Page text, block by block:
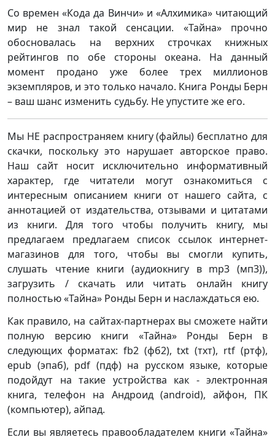
Со времен «Кода да Винчи» и «Алхимика» читающий
мир не знал такой сенсации. «Тайна» прочно
обосновалась на верхних строчках книжных
рейтингов по обе стороны океана. На данный
момент продано уже более трех миллионов
экземпляров, и это только начало. Книга Ронды Берн
– ваш шанс изменить судьбу. Не упустите же его.
Мы НЕ распространяем книгу (файлы) бесплатно для
скачки, поскольку это нарушает авторское право.
Наш сайт носит исключительно информативный
характер, где читатели могут ознакомиться с
интересным описанием книги от нашего сайта, с
аннотацией от издательства, отзывами и цитатами
из книги. Для того чтобы получить книгу, мы
предлагаем предлагаем список ссылок интернет-
магазинов для того, чтобы вы смогли купить,
слушать чтение книги (аудиокнигу в mp3 (мп3)),
загрузить / скачать или читать онлайн книгу
полностью «Тайна» Ронды Берн и наслаждаться ею.
Как правило, на сайтах-партнерах вы сможете найти
полную версию книги «Тайна» Ронды Берн в
следующих форматах: fb2 (фб2), txt (тхт), rtf (ртф),
epub (эпаб), pdf (пдф) на русском языке, которые
подойдут на такие устройства как - электронная
книга, телефон на Андроид (android), айфон, ПК
(компьютер), айпад.
Если вы являетесь правообладателем книги «Тайна»